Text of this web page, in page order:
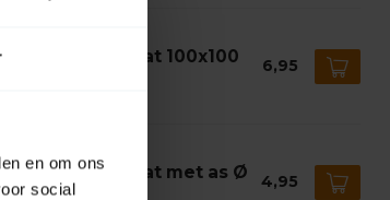
en om ons
social
100x100 6,95
met as Ø 4,95